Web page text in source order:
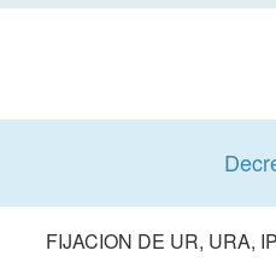
FIJACION DE UR, URA,